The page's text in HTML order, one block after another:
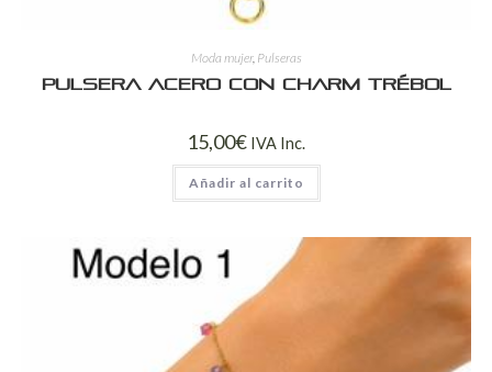
Moda mujer, Pulseras
Pulsera Acero con Charm Trébol
15,00€ IVA Inc.
Añadir al carrito